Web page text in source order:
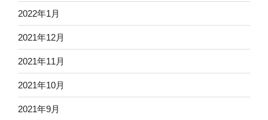
2022年1月
2021年12月
2021年11月
2021年10月
2021年9月